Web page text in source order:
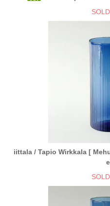
iittala / Tapio Wirkkala [